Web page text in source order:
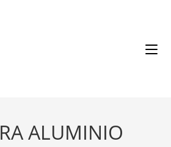
ALUMINIO